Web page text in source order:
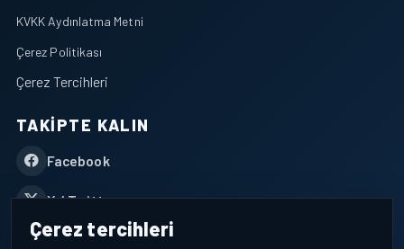
KVKK Aydınlatma Metni
Çerez Politikası
Çerez Tercihleri
TAKIPTE KALIN
Facebook
X / Twitter
YouTube
Çerez tercihleri